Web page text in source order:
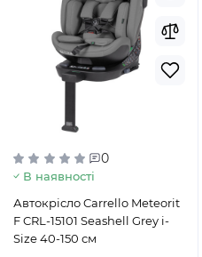
0
В наявності
Автокрісло Carrello Meteorit
F CRL-15101 Seashell Grey i-
Size 40-150 см